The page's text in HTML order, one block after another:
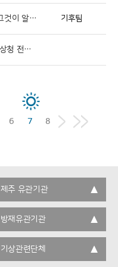
「기후변화 그것이 알고 싶다」퀴즈 이벤트!! 기후팀
제주지방기상청 전입희망자 모집 공고
6 7 8
제주 유관기관
방재유관기관
기상관련단체